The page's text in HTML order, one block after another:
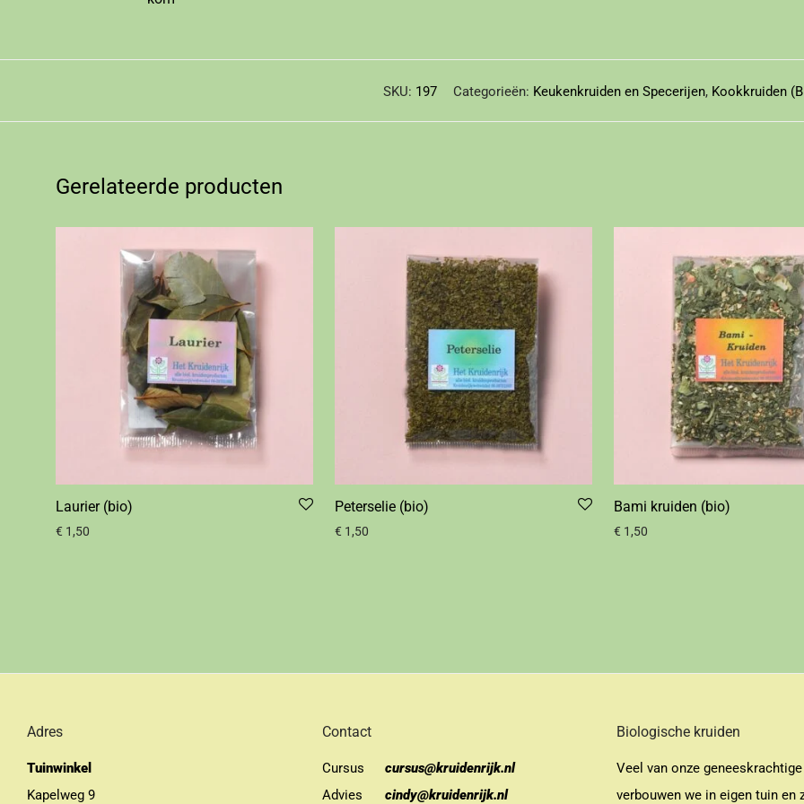
SKU: 197 Categorieën: Keukenkruiden en Specerijen, Kookkruiden
Gerelateerde producten
Laurier (bio)
€ 1,50
Peterselie (bio)
€ 1,50
Bami kruiden (bio)
€ 1,50
Adres
Tuinwinkel
Kapelweg 9
Contact
Cursus
cursus@kruidenrijk.nl
Advies
cindy@kruidenrijk.nl
Biologische kruiden
Veel van onze
verbouwen we in eigen tuin en